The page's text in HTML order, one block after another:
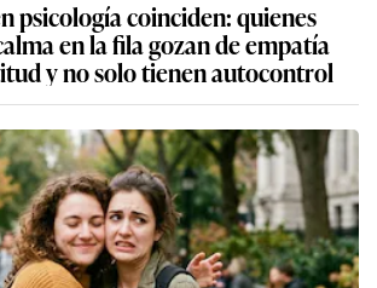
psicología coinciden: quienes
en la fila gozan de empatía
y no solo tienen autocontrol